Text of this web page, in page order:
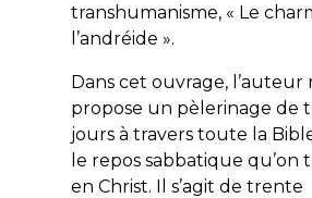
transhumanisme, « Le
l’andréide ».
Dans cet ouvrage, l’auteur
propose un pèlerinage de
jours à travers toute la
le repos sabbatique qu’on
en Christ. Il s’agit de trente